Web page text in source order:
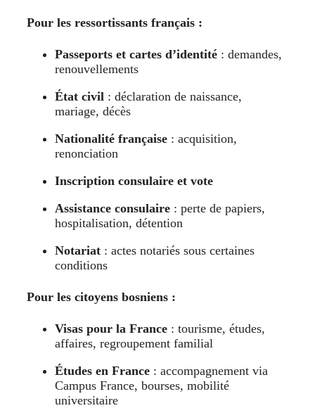
Pour les ressortissants français :
Passeports et cartes d’identité : demandes,
renouvellements
État civil : déclaration de naissance,
mariage, décès
Nationalité française : acquisition,
renonciation
Inscription consulaire et vote
Assistance consulaire : perte de papiers,
hospitalisation, détention
Notariat : actes notariés sous certaines
conditions
Pour les citoyens bosniens :
Visas pour la France : tourisme, études,
affaires, regroupement familial
Études en France : accompagnement via
Campus France, bourses, mobilité
universitaire